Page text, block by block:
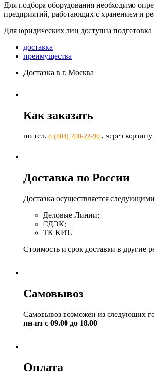
Для подбора оборудования необходимо
предприятий, работающих с хранением и
Для юридических лиц доступна
доставка
преимущества
Доставка в г. Москва
Как заказать
по тел. 8 (804) 700-22-90 , через
Доставка по России
Доставка осуществляется
Деловые Линии;
СДЭК;
ТК КИТ.
Стоимость и срок доставки в другие
Самовывоз
Самовывоз возможен из следующих
пн-пт с 09.00 до 18.00
Оплата